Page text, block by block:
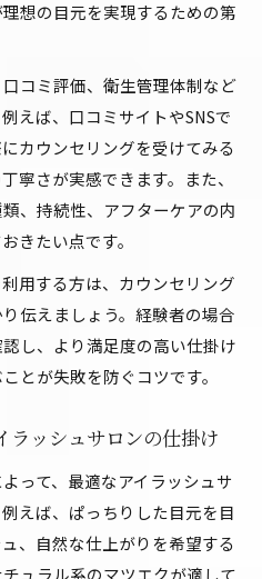
想の目元を実現するための第
コミ評価、衛生管理体制など
えば、口コミサイトやSNSで
カウンセリングを受けてみる
寧さが実感できます。また、
、持続性、アフターケアの内
きたい点です。
用する方は、カウンセリング
伝えましょう。経験者の場合
し、より満足度の高い仕掛け
とが失敗を防ぐコツです。
ラッシュサロンの仕掛け
って、最適なアイラッシュサ
えば、ぱっちりした目元を目
、自然な仕上がりを希望する